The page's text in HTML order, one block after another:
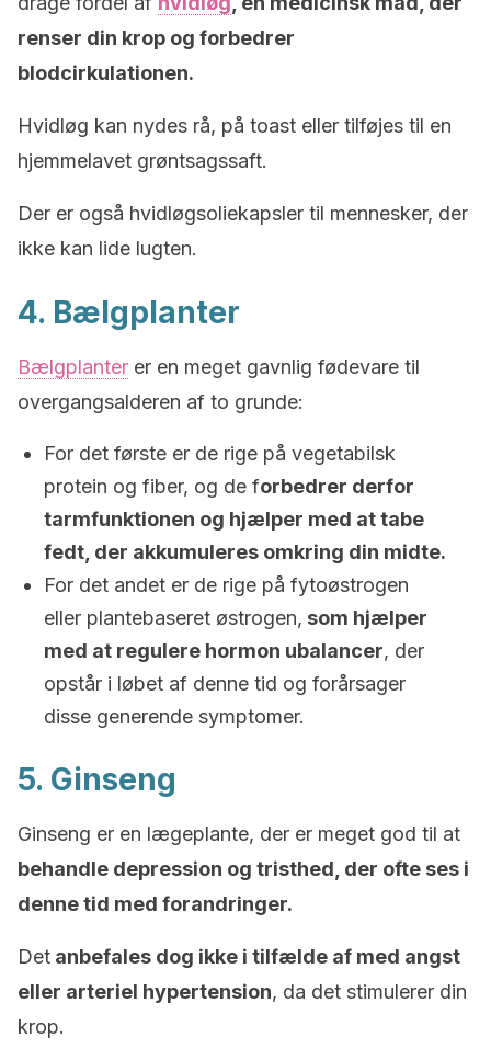
renser din krop og forbedrer
blodcirkulationen.
Hvidløg kan nydes rå, på toast eller tilføjes til en
hjemmelavet grøntsagssaft.
Der er også hvidløgsoliekapsler til mennesker, der
ikke kan lide lugten.
4. Bælgplanter
Bælgplanter er en meget gavnlig fødevare til
overgangsalderen af ​​to grunde:
For det første er de rige på vegetabilsk
protein og fiber, og de forbedrer derfor
tarmfunktionen og hjælper med at tabe
fedt, der akkumuleres omkring din midte.
For det andet er de rige på fytoøstrogen
eller plantebaseret østrogen, som hjælper
med at regulere hormon ubalancer, der
opstår i løbet af denne tid og forårsager
disse generende symptomer.
5. Ginseng
Ginseng er en lægeplante, der er meget god til at
behandle depression og tristhed, der ofte ses i
denne tid med forandringer.
Det anbefales dog ikke i tilfælde af med angst
eller arteriel hypertension, da det stimulerer din
krop.